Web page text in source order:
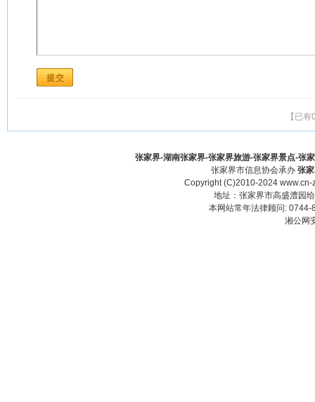
【已
张家界-湖南张家界-张家界旅游-张家界景点-张
张家界市信息协会承办 张
Copyright (C)2010-2024
地址：张家界市高盛澧园
本网站常年法律顾问:
湘公网